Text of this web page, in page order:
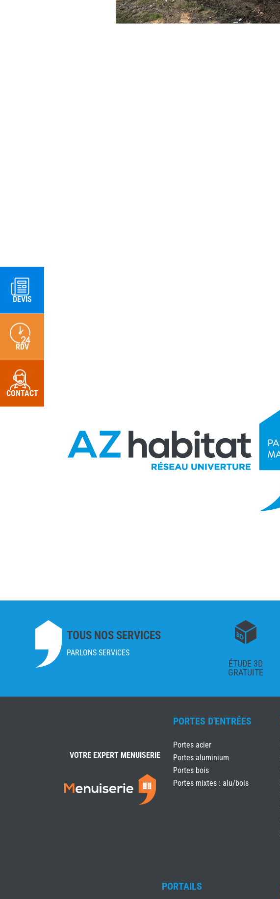
TOUS NOS SERVICES
PARLONS SERVICES
ÉTUDE 3D
GRATUITE
VOTRE EXPERT MENUISERIE
PORTES D'ENTRÉES
Portes acier
Portes aluminium
Portes bois
Portes mixtes : alu/bois
PORTAILS
DEVIS
RDV
CONTACT